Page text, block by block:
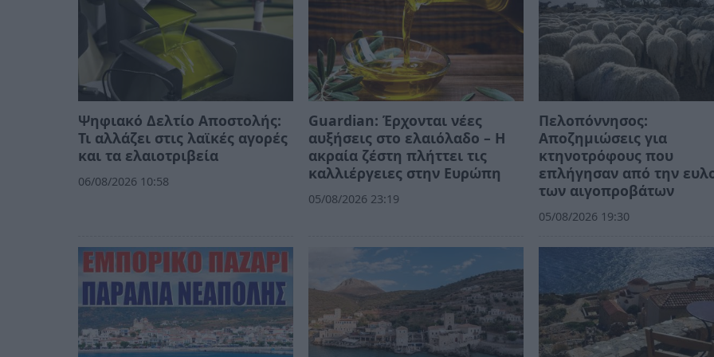
Ψηφιακό Δελτίο Αποστολής:
Τι αλλάζει στις λαϊκές αγορές
και τα ελαιοτριβεία
06/08/2026 10:58
Guardian: Έρχονται νέες
αυξήσεις στο ελαιόλαδο – Η
ακραία ζέστη πλήττει τις
καλλιέργειες στην Ευρώπη
05/08/2026 23:19
Πελοπόννησος:
Αποζημιώσεις για
κτηνοτρόφους που
επλήγησαν από την
των αιγοπροβάτων
05/08/2026 19:30